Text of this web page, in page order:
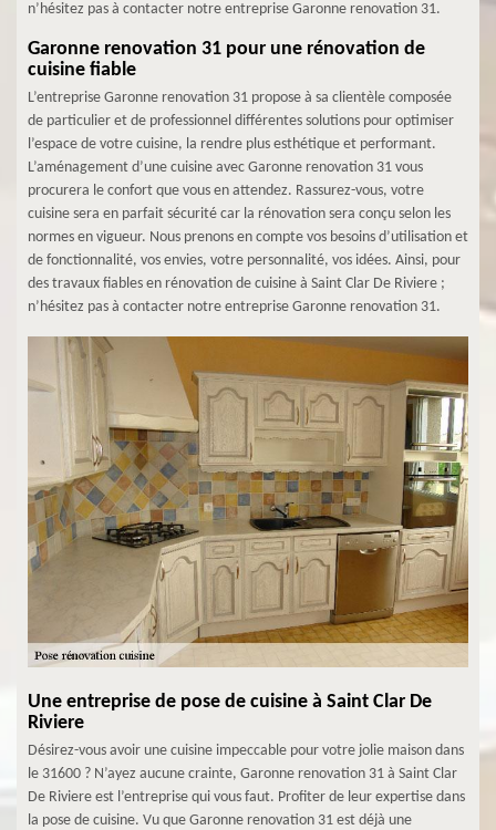
n’hésitez pas à contacter notre entreprise Garonne renovation 31.
Garonne renovation 31 pour une rénovation de
cuisine fiable
L’entreprise Garonne renovation 31 propose à sa clientèle composée
de particulier et de professionnel différentes solutions pour optimiser
l’espace de votre cuisine, la rendre plus esthétique et performant.
L’aménagement d’une cuisine avec Garonne renovation 31 vous
procurera le confort que vous en attendez. Rassurez-vous, votre
cuisine sera en parfait sécurité car la rénovation sera conçu selon les
normes en vigueur. Nous prenons en compte vos besoins d’utilisation et
de fonctionnalité, vos envies, votre personnalité, vos idées. Ainsi, pour
des travaux fiables en rénovation de cuisine à Saint Clar De Riviere ;
n’hésitez pas à contacter notre entreprise Garonne renovation 31.
Une entreprise de pose de cuisine à Saint Clar De
Riviere
Désirez-vous avoir une cuisine impeccable pour votre jolie maison dans
le 31600 ? N’ayez aucune crainte, Garonne renovation 31 à Saint Clar
De Riviere est l’entreprise qui vous faut. Profiter de leur expertise dans
la pose de cuisine. Vu que Garonne renovation 31 est déjà une